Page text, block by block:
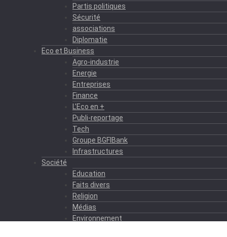
Partis politiques
Sécurité
associations
Diplomatie
Eco et Business
Agro-industrie
Energie
Entreprises
Finance
L’Eco en +
Publi-reportage
Tech
Groupe BGFIBank
Infrastructures
Société
Education
Faits divers
Religion
Médias
Environnement